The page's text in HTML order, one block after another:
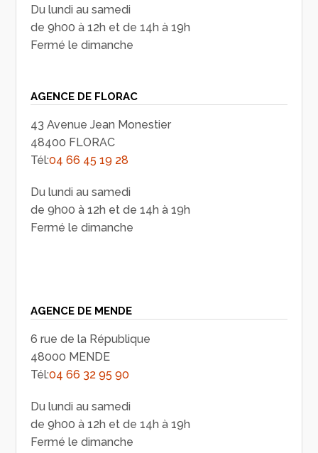
Du lundi au samedi
de 9h00 à 12h et de 14h à 19h
Fermé le dimanche
AGENCE DE FLORAC
43 Avenue Jean Monestier
48400 FLORAC
Tél:04 66 45 19 28
Du lundi au samedi
de 9h00 à 12h et de 14h à 19h
Fermé le dimanche
AGENCE DE MENDE
6 rue de la République
48000 MENDE
Tél:04 66 32 95 90
Du lundi au samedi
de 9h00 à 12h et de 14h à 19h
Fermé le dimanche